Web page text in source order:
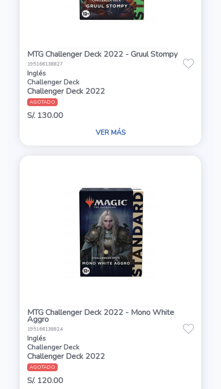
MTG Challenger Deck 2022 - Gruul Stompy
195166138827
Inglés
Challenger Deck
Challenger Deck 2022
AGOTADO
S/. 130.00
VER MÁS
MTG Challenger Deck 2022 - Mono White
Aggro
195166138824
Inglés
Challenger Deck
Challenger Deck 2022
AGOTADO
S/. 120.00